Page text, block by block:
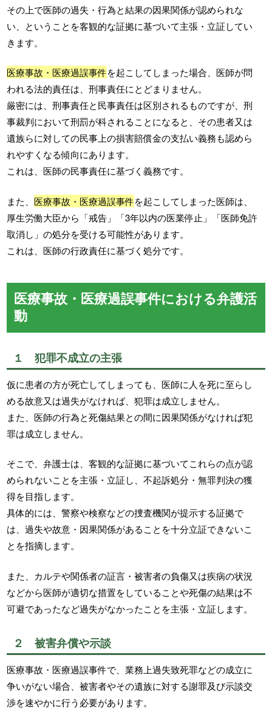
その上で医師の過失・行為と結果の因果関係が認められな
い、ということを客観的な証拠に基づいて主張・立証してい
きます。
医療事故・医療過誤事件を起こしてしまった場合、医師が問
われる法的責任は、刑事責任にとどまりません。
厳密には、刑事責任と民事責任は区別されるものですが、刑
事裁判において刑罰が科されることになると、その患者又は
遺族らに対しての民事上の損害賠償金の支払い義務も認めら
れやすくなる傾向にあります。
これは、医師の民事責任に基づく義務です。
また、 医療事故・医療過誤事件を起こしてしまった医師は、
厚生労働大臣から「戒告」「3年以内の医業停止」「医師免許
取消し」の処分を受ける可能性があります。
これは、医師の行政責任に基づく処分です。
医療事故・医療過誤事件における弁護活
動
１ 犯罪不成立の主張
仮に患者の方が死亡してしまっても、医師に人を死に至らし
める故意又は過失がなければ、犯罪は成立しません。
また、医師の行為と死傷結果との間に因果関係がなければ犯
罪は成立しません。
そこで、弁護士は、客観的な証拠に基づいてこれらの点が認
められないことを主張・立証し、不起訴処分・無罪判決の獲
得を目指します。
具体的には、警察や検察などの捜査機関が提示する証拠で
は、過失や故意・因果関係があることを十分立証できないこ
とを指摘します。
また、カルテや関係者の証言・被害者の負傷又は疾病の状況
などから医師が適切な措置をしていることや死傷の結果は不
可避であったなど過失がなかったことを主張・立証します。
２ 被害弁償や示談
医療事故・医療過誤事件で、業務上過失致死罪などの成立に
争いがない場合、被害者やその遺族に対する謝罪及び示談交
渉を速やかに行う必要があります。